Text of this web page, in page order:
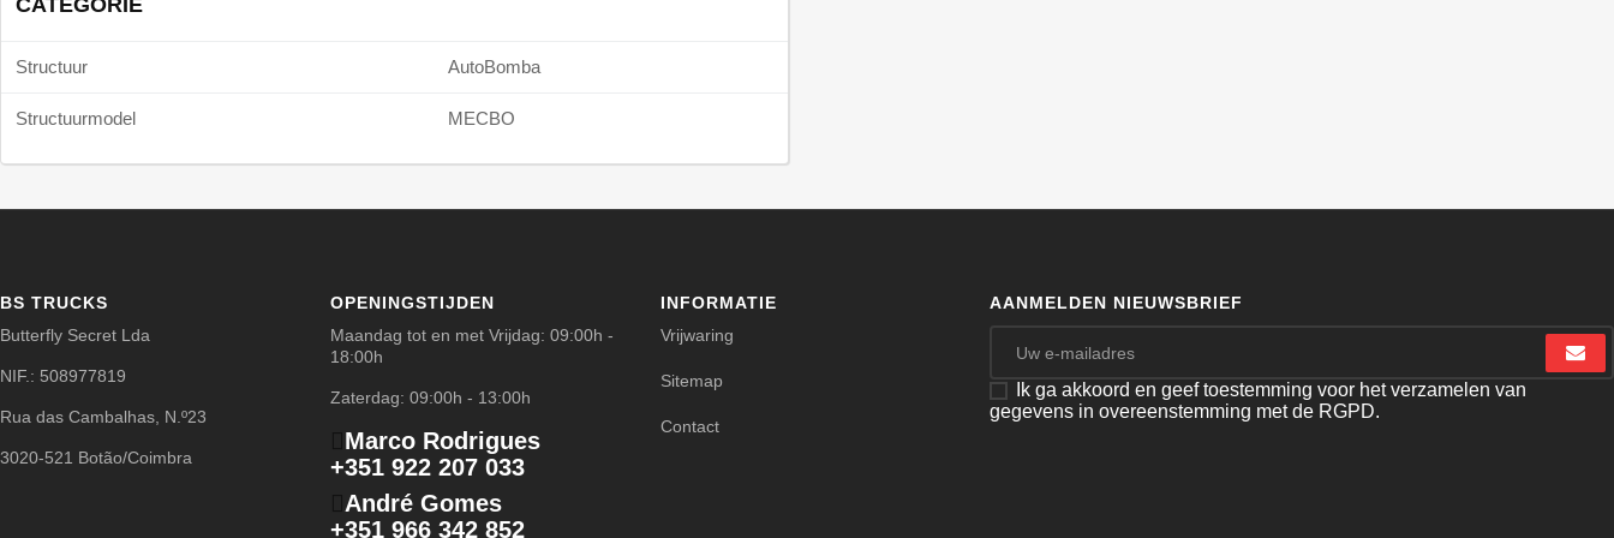
CATEGORIE
Structuur AutoBomba
Structuurmodel MECBO
BS TRUCKS
Butterfly Secret Lda
NIF.: 508977819
Rua das Cambalhas, N.º23
3020-521 Botão/Coimbra
OPENINGSTIJDEN
Maandag tot en met Vrijdag: 09:00h -
18:00h
Zaterdag: 09:00h - 13:00h
Marco Rodrigues
+351 922 207 033
André Gomes
+351 966 342 852
INFORMATIE
Vrijwaring
Sitemap
Contact
AANMELDEN NIEUWSBRIEF
Ik ga akkoord en geef toestemming voor het verzamelen van
gegevens in overeenstemming met de RGPD.